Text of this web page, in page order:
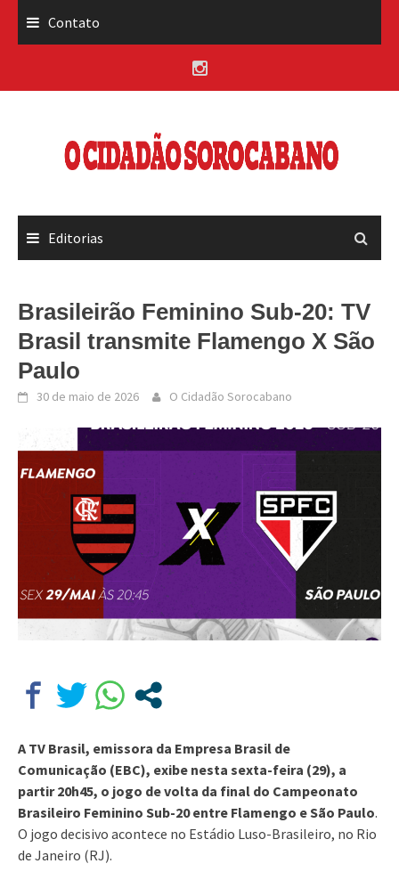
Contato
Editorias
Brasileirão Feminino Sub-20: TV
Brasil transmite Flamengo X São
Paulo
30 de maio de 2026 O Cidadão Sorocabano
A TV Brasil, emissora da Empresa Brasil de
Comunicação (EBC), exibe nesta sexta-feira (29), a
partir 20h45, o jogo de volta da final do Campeonato
Brasileiro Feminino Sub-20 entre Flamengo e São Paulo.
O jogo decisivo acontece no Estádio Luso-Brasileiro, no Rio
de Janeiro (RJ).